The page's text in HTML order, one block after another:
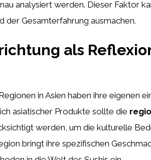
analysiert werden. Dieser Faktor
der Gesamterfahrung ausmachen.
als
in Asien haben ihre eigenen
asiatischer Produkte sollte die
werden, um die kulturelle
bringt ihre spezifischen